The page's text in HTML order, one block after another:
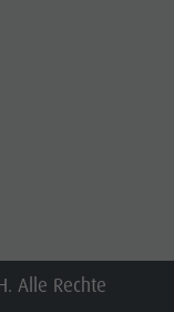
Alle Rechte